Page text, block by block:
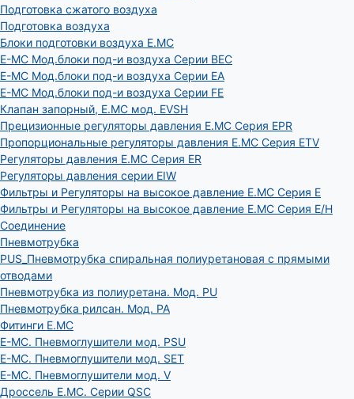
Подготовка сжатого воздуха
Подготовка воздуха
Блоки подготовки воздуха E.MC
E-MC Мод.блоки под-и воздуха Серии BEC
E-MC Мод.блоки под-и воздуха Серии EA
E-MC Мод.блоки под-и воздуха Серии FE
Клапан запорный, E.MC мод. EVSH
Прецизионные регуляторы давления E.MC Серия EPR
Пропорциональные регуляторы давления E.MC Серия ETV
Регуляторы давления E.MC Серия ER
Регуляторы давления серии EIW
Фильтры и Регуляторы на высокое давление E.MC Серия E
Фильтры и Регуляторы на высокое давление E.MC Серия E/H
Соединение
Пневмотрубка
PUS_Пневмотрубка спиральная полиуретановая с прямыми
отводами
Пневмотрубка из полиуретана. Мод. РU
Пневмотрубка рилсан. Мод. PA
Фитинги E.MC
E-MC. Пневмоглушители мод. PSU
E-MC. Пневмоглушители мод. SET
E-MC. Пневмоглушители мод. V
Дроссель E.MC. Серии QSC